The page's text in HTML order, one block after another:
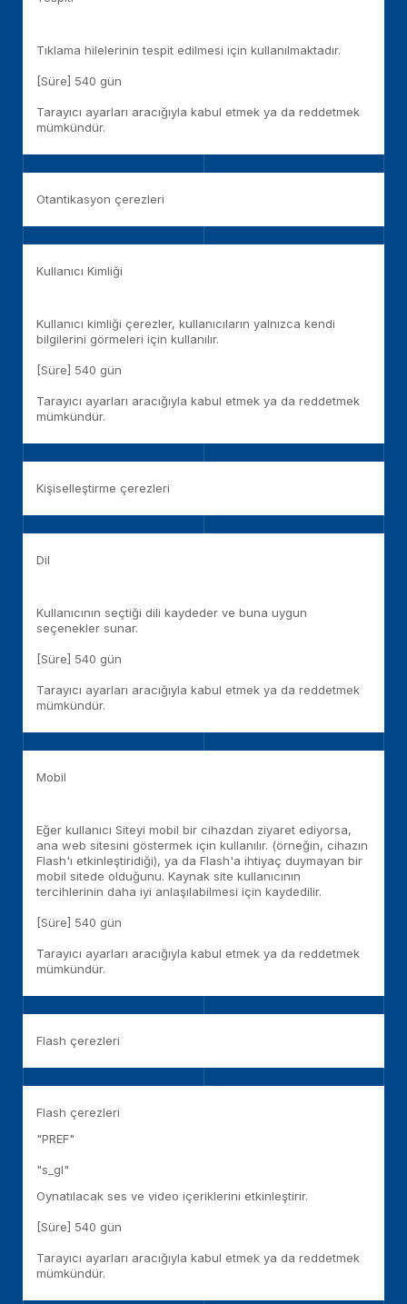
Tıklama hilelerinin tespit edilmesi için kullanılmaktadır.
[Süre] 540 gün
Tarayıcı ayarları aracığıyla kabul etmek ya da reddetmek
mümkündür.
Otantikasyon çerezleri
Kullanıcı Kimliği
Kullanıcı kimliği çerezler, kullanıcıların yalnızca kendi
bilgilerini görmeleri için kullanılır.
[Süre] 540 gün
Tarayıcı ayarları aracığıyla kabul etmek ya da reddetmek
mümkündür.
Kişiselleştirme çerezleri
Dil
Kullanıcının seçtiği dili kaydeder ve buna uygun
seçenekler sunar.
[Süre] 540 gün
Tarayıcı ayarları aracığıyla kabul etmek ya da reddetmek
mümkündür.
Mobil
Eğer kullanıcı Siteyi mobil bir cihazdan ziyaret ediyorsa,
ana web sitesini göstermek için kullanılır. (örneğin, cihazın
Flash'ı etkinleştiridiği), ya da Flash'a ihtiyaç duymayan bir
mobil sitede olduğunu. Kaynak site kullanıcının
tercihlerinin daha iyi anlaşılabilmesi için kaydedilir.
[Süre] 540 gün
Tarayıcı ayarları aracığıyla kabul etmek ya da reddetmek
mümkündür.
Flash çerezleri
Flash çerezleri
"PREF"
"s_gl"
Oynatılacak ses ve video içeriklerini etkinleştirir.
[Süre] 540 gün
Tarayıcı ayarları aracığıyla kabul etmek ya da reddetmek
mümkündür.